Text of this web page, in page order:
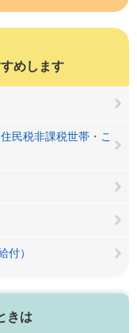
めします
民税非課税世帯・こ
付）
きは